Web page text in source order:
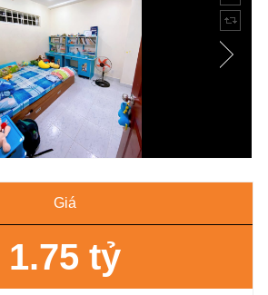
Giá
1.75 tỷ